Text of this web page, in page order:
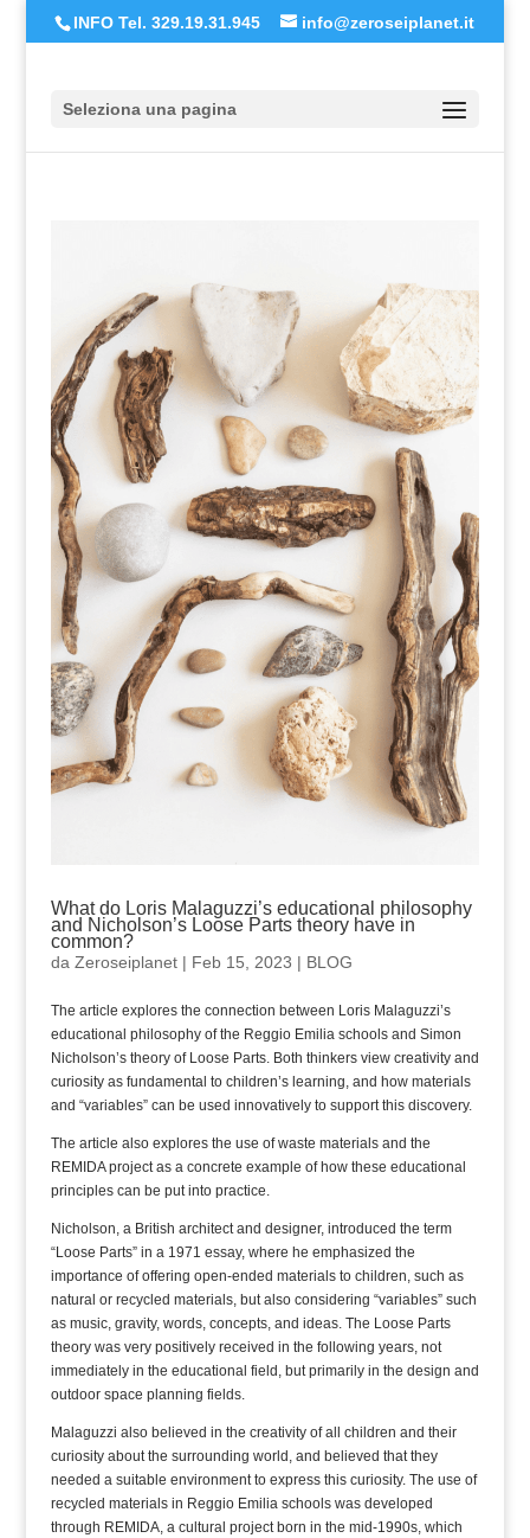
INFO Tel. 329.19.31.945 info@zeroseiplanet.it
Seleziona una pagina
What do Loris Malaguzzi’s educational philosophy
and Nicholson’s Loose Parts theory have in
common?
da Zeroseiplanet| Feb 15, 2023 | BLOG
The article explores the connection between Loris Malaguzzi’s
educational philosophy of the Reggio Emilia schools and Simon
Nicholson’s theory of Loose Parts. Both thinkers view creativity and
curiosity as fundamental to children’s learning, and how materials
and “variables” can be used innovatively to support this discovery.
The article also explores the use of waste materials and the
REMIDA project as a concrete example of how these educational
principles can be put into practice.
Nicholson, a British architect and designer, introduced the term
“Loose Parts” in a 1971 essay, where he emphasized the
importance of offering open-ended materials to children, such as
natural or recycled materials, but also considering “variables” such
as music, gravity, words, concepts, and ideas. The Loose Parts
theory was very positively received in the following years, not
immediately in the educational field, but primarily in the design and
outdoor space planning fields.
Malaguzzi also believed in the creativity of all children and their
curiosity about the surrounding world, and believed that they
needed a suitable environment to express this curiosity. The use of
recycled materials in Reggio Emilia schools was developed
through REMIDA, a cultural project born in the mid-1990s, which